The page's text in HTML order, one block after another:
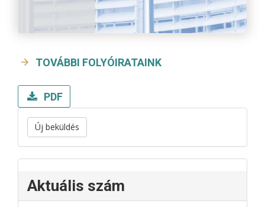
TOVÁBBI FOLYÓIRATAINK
PDF
Új beküldés
Aktuális szám